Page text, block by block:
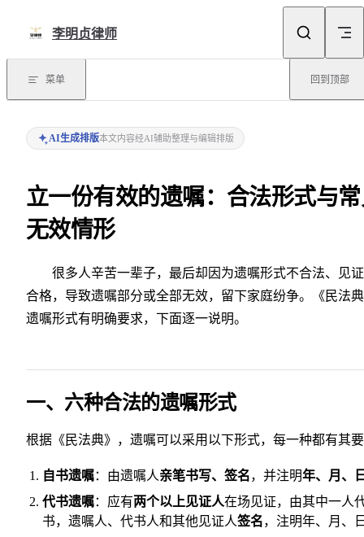
李明贞律师
菜单 回到顶部
AI生成排版本文内容经AI辅助整理与编辑排版
立一份有效的遗嘱：合法形式与
无效情形
很多人辛苦一辈子，最后却因为遗嘱形式不合法、见
合格，导致遗嘱部分或全部无效，留下家庭纷争。《民法
遗嘱形式有明确要求，下面逐一说明。
一、六种合法的遗嘱形式
根据《民法典》，遗嘱可以采用以下形式，每一种都有其
自书遗嘱：由遗嘱人亲笔书写、签名，并注明年、月、
代书遗嘱：应有两个以上见证人在场见证，由其中一人
书，遗嘱人、代书人和其他见证人签名，注明年、月、